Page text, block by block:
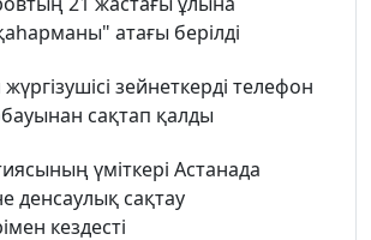
атағы берілді
зейнеткерді телефон
сақтап қалды
үміткері Астанада
денсаулық сақтау
кездесті